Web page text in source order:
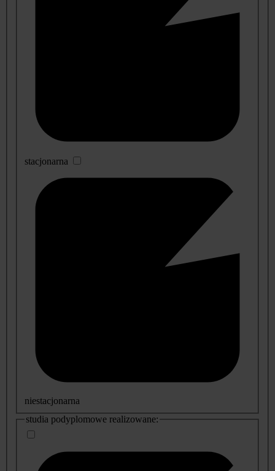
stacjonarna
niestacjonarna
studia podyplomowe realizowane: